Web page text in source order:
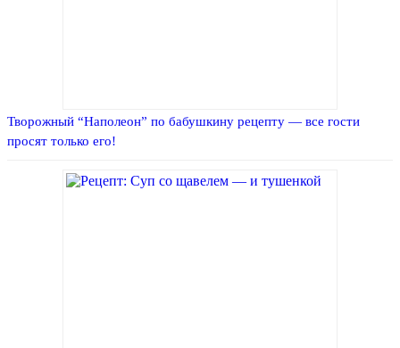
Творожный “Наполеон” по бабушкину рецепту — все гости
просят только его!